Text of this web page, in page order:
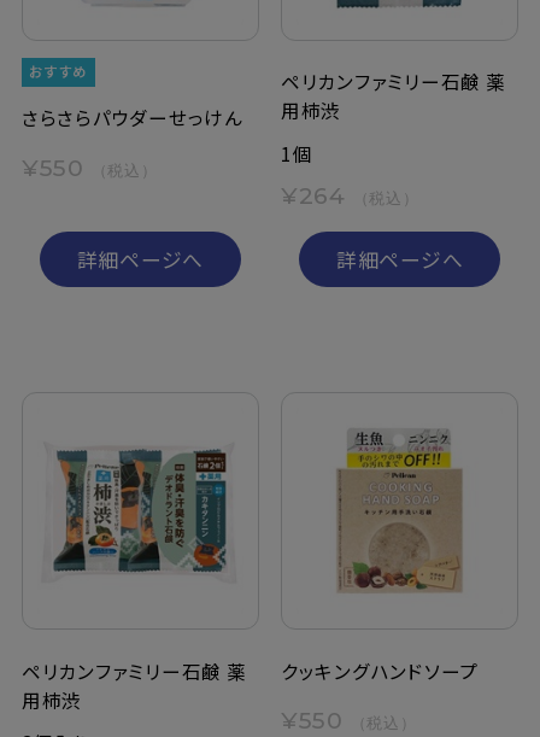
お問い合わせ
ペリカン石鹸について
ご利用案内
よくあるご質問
さらさらパウダーせっけん
¥550 （税込）
詳細ページへ
ペリカンファミリー石鹸 薬
用柿渋
1個
¥264 （税込）
詳細ページへ
ペリカンファミリー石鹸 薬
用柿渋
クッキングハンドソープ
¥550 （税込）